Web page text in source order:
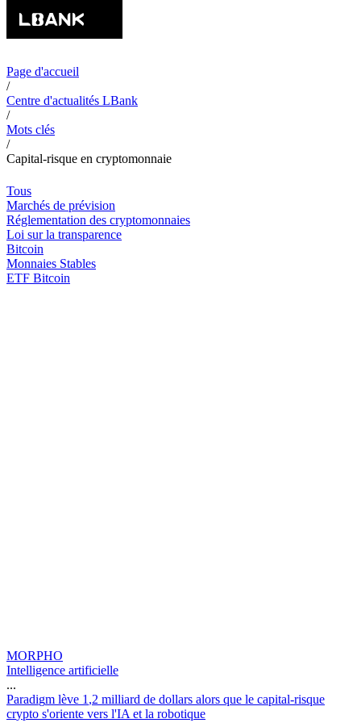
Page d'accueil
/
Centre d'actualités LBank
/
Mots clés
/
Capital-risque en cryptomonnaie
Tous
Marchés de prévision
Réglementation des cryptomonnaies
Loi sur la transparence
Bitcoin
Monnaies Stables
ETF Bitcoin
MORPHO
Intelligence artificielle
...
Paradigm lève 1 ,2 milliard de dollars alors que le capital-risque
crypto s'oriente vers l'IA et la robotique